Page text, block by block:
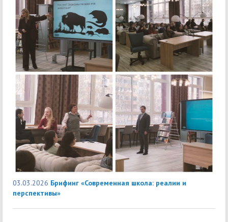
03.03.2026 Брифинг «Современная школа: реалии и
перспективы»